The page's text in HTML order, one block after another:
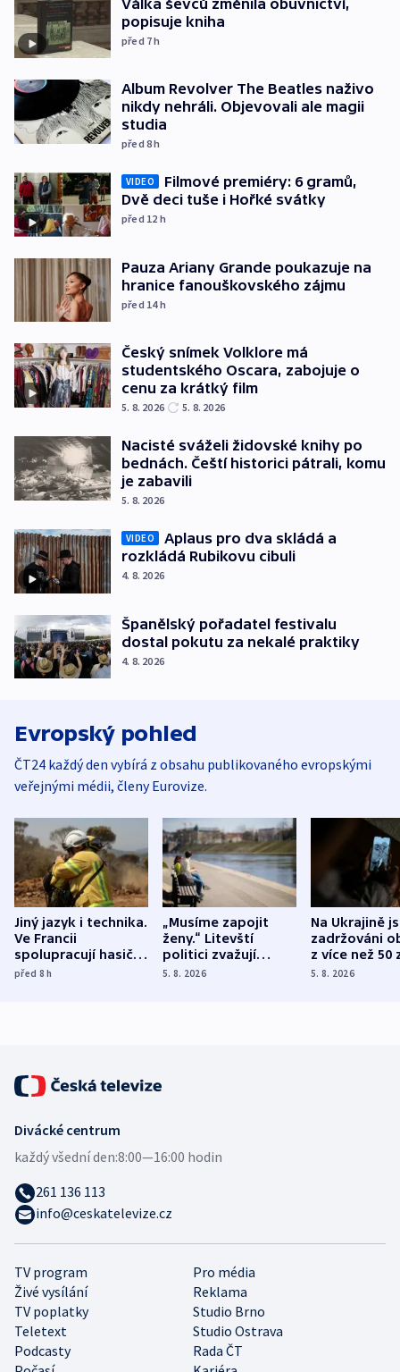
Válka ševců změnila obuvnictví,
popisuje kniha
před 7h
Album Revolver The Beatles naživo
nikdy nehráli. Objevovali ale magii
studia
před 8h
VIDEO
Filmové premiéry: 6 gramů,
Dvě deci tuše i Hořké svátky
před 12 h
Pauza Ariany Grande poukazuje na
hranice fanouškovského zájmu
před 14h
Český snímek Volklore má
studentského Oscara, zabojuje o
cenu za krátký film
5. 8. 2026 5. 8. 2026
Nacisté sváželi židovské knihy po
bednách. Čeští historici pátrali, komu
je zabavili
5. 8. 2026
VIDEO
Aplaus pro dva skládá a
rozkládá Rubikovu cibuli
4. 8. 2026
Španělský pořadatel festivalu
dostal pokutu za nekalé praktiky
4. 8. 2026
Evropský pohled
ČT24 každý den vybírá z obsahu publikovaného evropskými
veřejnými médii, členy Eurovize.
Jiný jazyk i technika.
Ve Francii
spolupracují hasiči z
různých zemí
před 8h
„Musíme zapojit
ženy.“ Litevští
politici zvažují
dohodu o
5. 8. 2026
Na Ukrajině
zadržováni
z více než 50
Bojovali na
5. 8. 2026
TV program
Pro média
Živé vysílání
Reklama
TV poplatky
Studio Brno
Teletext
Studio Ostrava
Podcasty
Rada ČT
Divácké centrum
každý všední den:8:00—16:00 hodin
261 136 113
info@ceskatelevize.cz